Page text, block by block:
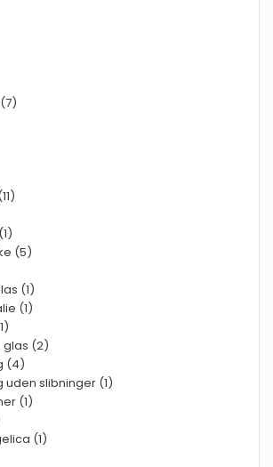
(5)
(1)
(1)
glas (2)
(4)
uden slibninger (1)
(1)
(1)